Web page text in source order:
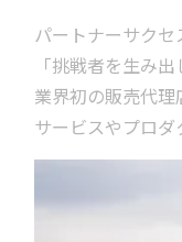
パートナーサク
「挑戦者を生み
業界初の販売代
サービスやプロダ